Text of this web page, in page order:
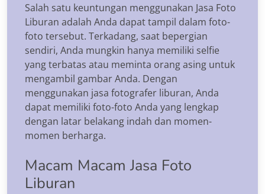
Salah satu keuntungan menggunakan Jasa Foto
Liburan adalah Anda dapat tampil dalam foto-
foto tersebut. Terkadang, saat bepergian
sendiri, Anda mungkin hanya memiliki selfie
yang terbatas atau meminta orang asing untuk
mengambil gambar Anda. Dengan
menggunakan jasa fotografer liburan, Anda
dapat memiliki foto-foto Anda yang lengkap
dengan latar belakang indah dan momen-
momen berharga.
Macam Macam Jasa Foto
Liburan